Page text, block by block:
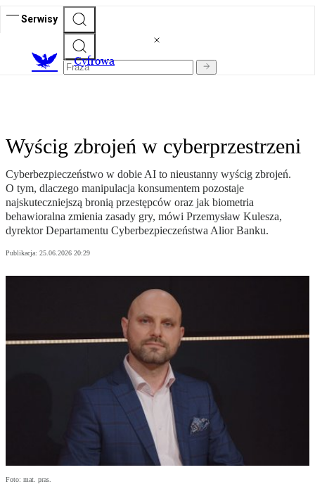
Serwisy
Cyfrowa
Wyścig zbrojeń w cyberprzestrzeni
Cyberbezpieczeństwo w dobie AI to nieustanny wyścig zbrojeń.
O tym, dlaczego manipulacja konsumentem pozostaje
najskuteczniejszą bronią przestępców oraz jak biometria
behawioralna zmienia zasady gry, mówi Przemysław Kulesza,
dyrektor Departamentu Cyberbezpieczeństwa Alior Banku.
Publikacja: 25.06.2026 20:29
Foto: mat. pras.